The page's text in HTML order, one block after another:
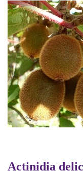
Actinidia